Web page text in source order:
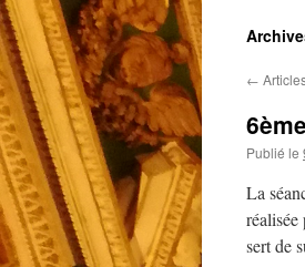
←
Publié le
La
réalisée
sert de